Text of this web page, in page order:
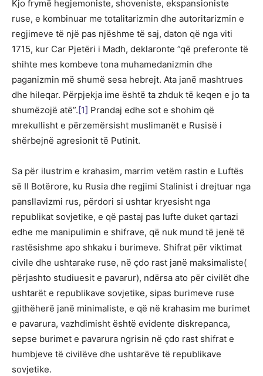
Kjo frymë hegjemoniste, shoveniste, ekspansioniste
ruse, e kombinuar me totalitarizmin dhe autoritarizmin e
regjimeve të një pas njëshme të saj, daton që nga viti
1715, kur Car Pjetëri i Madh, deklaronte ”që preferonte të
shihte mes kombeve tona muhamedanizmin dhe
paganizmin më shumë sesa hebrejt. Ata janë mashtrues
dhe hileqar. Përpjekja ime është ta zhduk të keqen e jo ta
shumëzojë atë”.[1] Prandaj edhe sot e shohim që
mrekullisht e përzemërsisht muslimanët e Rusisë i
shërbejnë agresionit të Putinit.
Sa për ilustrim e krahasim, marrim vetëm rastin e Luftës
së II Botërore, ku Rusia dhe regjimi Stalinist i drejtuar nga
pansllavizmi rus, përdori si ushtar kryesisht nga
republikat sovjetike, e që pastaj pas lufte duket qartazi
edhe me manipulimin e shifrave, që nuk mund të jenë të
rastësishme apo shkaku i burimeve. Shifrat për viktimat
civile dhe ushtarake ruse, në çdo rast janë maksimaliste(
përjashto studiuesit e pavarur), ndërsa ato për civilët dhe
ushtarët e republikave sovjetike, sipas burimeve ruse
gjithëherë janë minimaliste, e që në krahasim me burimet
e pavarura, vazhdimisht është evidente diskrepanca,
sepse burimet e pavarura ngrisin në çdo rast shifrat e
humbjeve të civilëve dhe ushtarëve të republikave
sovjetike.